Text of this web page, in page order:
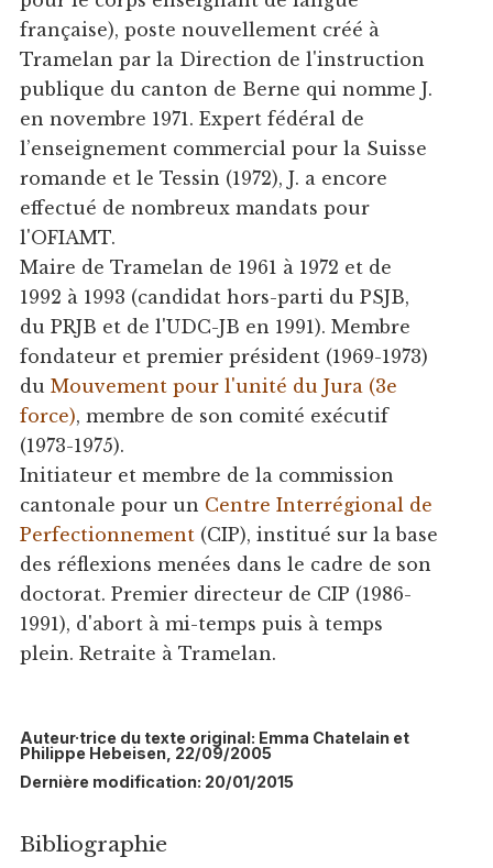
française), poste nouvellement créé à
Tramelan par la Direction de l'instruction
publique du canton de Berne qui nomme J.
en novembre 1971. Expert fédéral de
l’enseignement commercial pour la Suisse
romande et le Tessin (1972), J. a encore
effectué de nombreux mandats pour
l'OFIAMT.
Maire de Tramelan de 1961 à 1972 et de
1992 à 1993 (candidat hors-parti du PSJB,
du PRJB et de l'UDC-JB en 1991). Membre
fondateur et premier président (1969-1973)
du Mouvement pour l'unité du Jura (3e
force), membre de son comité exécutif
(1973-1975).
Initiateur et membre de la commission
cantonale pour un Centre Interrégional de
Perfectionnement(CIP), institué sur la base
des réflexions menées dans le cadre de son
doctorat. Premier directeur de CIP (1986-
1991), d'abort à mi-temps puis à temps
plein. Retraite à Tramelan.
Auteur·trice du texte original: Emma Chatelain et
Philippe Hebeisen, 22/09/2005
Dernière modification: 20/01/2015
Bibliographie